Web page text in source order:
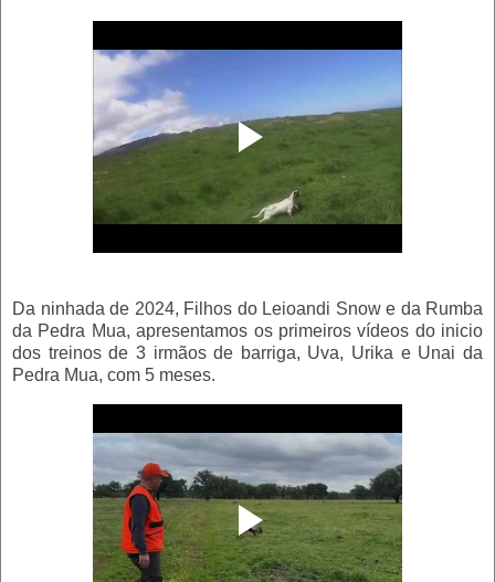
Da ninhada de 2024, Filhos do Leioandi Snow e da Rumba
da Pedra Mua, apresentamos os primeiros vídeos do inicio
dos treinos de 3 irmãos de barriga, Uva, Urika e Unai da
Pedra Mua, com 5 meses.